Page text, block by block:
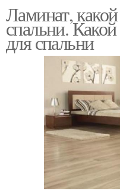
Ламинат,
спальни.
для спальни